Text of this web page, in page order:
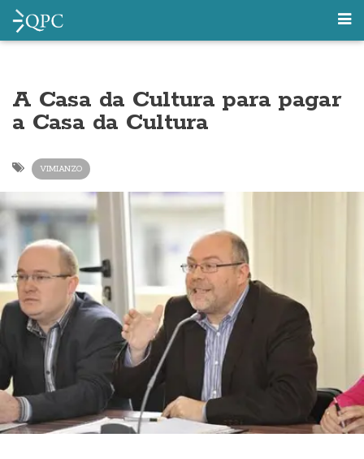
A Casa da Cultura para pagar
a Casa da Cultura
VIMIANZO